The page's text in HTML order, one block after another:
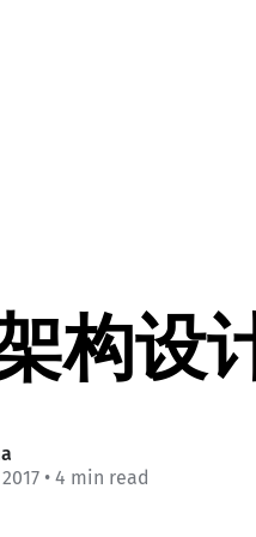
构设
• 4 min read